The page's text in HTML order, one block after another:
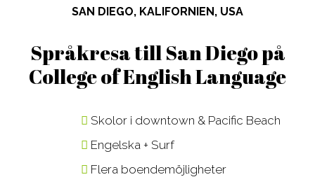
Music,
Music
Fitness
Tourism,
Restaurant
Studieresor
Online
SAN DIEGO, KALIFORNIEN, USA
Språkresa till San Diego på
College of English Language
Skolor i downtown & Pacific Beach
Engelska + Surf
Flera boendemöjligheter